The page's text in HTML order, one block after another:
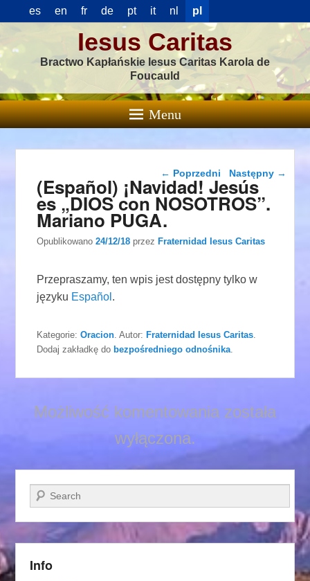
es en fr de pt it nl pl
Iesus Caritas
Bractwo Kapłańskie Iesus Caritas Karola de
Foucauld
Menu
Nawigacja wpisu
← Poprzedni Następny →
(Español) ¡Navidad! Jesús
es „DIOS con NOSOTROS”.
Mariano PUGA.
Opublikowano24/12/18 przezFraternidad Iesus Caritas
Przepraszamy, ten wpis jest dostępny tylko w
języku Español .
Kategorie:Oracion . Autor:Fraternidad Iesus Caritas
Dodaj zakładkę do bezpośredniego odnośnika
Możliwość komentowania została
wyłączona.
Szukaj
Info